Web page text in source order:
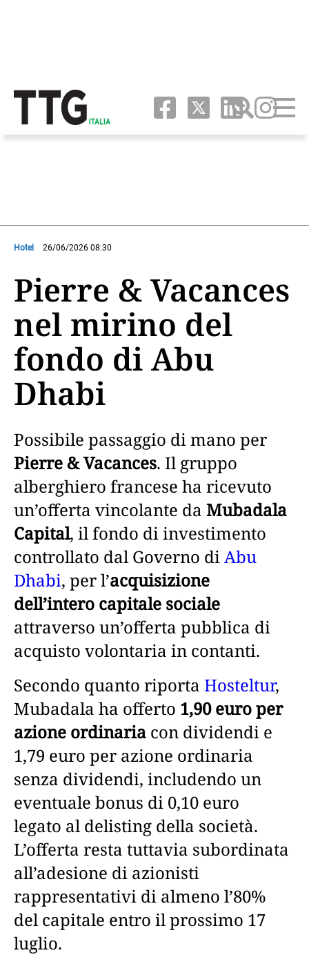
Hotel 26/06/2026 08:30
Pierre & Vacances
nel mirino del
fondo di Abu
Dhabi
Possibile passaggio di mano per
Pierre & Vacances. Il gruppo
alberghiero francese ha ricevuto
un’offerta vincolante da Mubadala
Capital, il fondo di investimento
controllato dal Governo diAbu
Dhabi, per l’acquisizione
dell’intero capitale sociale
attraverso un’offerta pubblica di
acquisto volontaria in contanti.
Secondo quanto riporta Hosteltur,
Mubadala ha offerto 1,90 euro per
azione ordinaria con dividendi e
1,79 euro per azione ordinaria
senza dividendi, includendo un
eventuale bonus di 0,10 euro
legato al delisting della società.
L’offerta resta tuttavia subordinata
all’adesione di azionisti
rappresentativi di almeno l’80%
del capitale entro il prossimo 17
luglio.